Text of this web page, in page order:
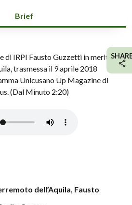
Brief
di IRPI Fausto Guzzetti in merito
trasmessa il 9 aprile 2018
Unicusano Up Magazine di
(Dal Minuto 2:20)
dell’Aquila, Fausto